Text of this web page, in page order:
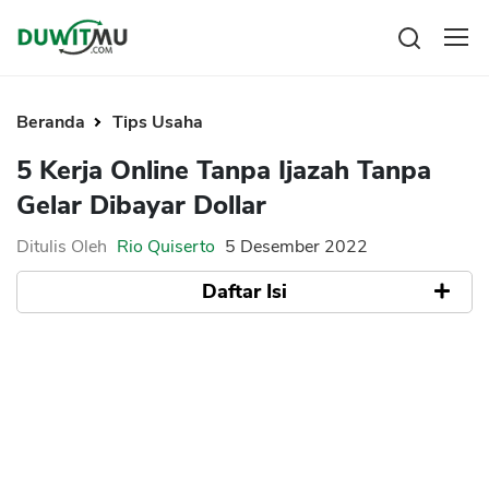
Saham
Bitcoin
Investasi
Pengeluaran
Asuransi
Rencana Keuangan
Mengelola keuangan
Kartu Kredit
KPR
KTA
Pinjaman Online
Pinjaman
Beranda Tips Usaha
5 Kerja Online Tanpa Ijazah Tanpa
Gelar Dibayar Dollar
Ditulis Oleh Rio Quiserto 5 Desember 2022
Daftar Isi